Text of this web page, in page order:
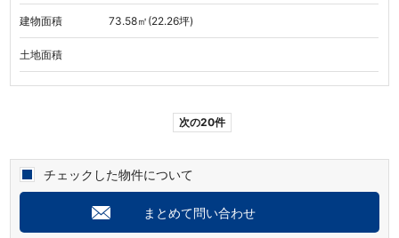
建物面積 73.58㎡(22.26坪)
土地面積
次の20件
チェックした物件について
まとめて問い合わせ